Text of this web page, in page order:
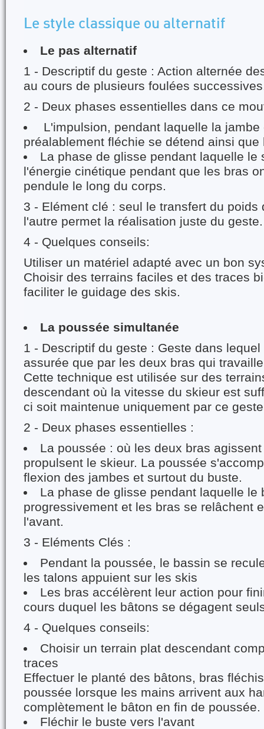
Le style classique ou alternatif
Le pas alternatif
1 - Descriptif du geste : Action alternée
au cours de plusieurs foulées
2 - Deux phases essentielles dans ce
L'impulsion, pendant laquelle la
préalablement fléchie se détend ainsi que
La phase de glisse pendant laquelle le
l'énergie cinétique pendant que les bras
pendule le long du corps.
3 - Elément clé : seul le transfert du poids
l'autre permet la réalisation juste du geste.
4 - Quelques conseils:
Utiliser un matériel adapté avec un bon
Choisir des terrains faciles et des traces
faciliter le guidage des skis.
La poussée simultanée
1 - Descriptif du geste : Geste dans
assurée que par les deux bras qui
Cette technique est utilisée sur des
descendant où la vitesse du skieur est
ci soit maintenue uniquement par ce
2 - Deux phases essentielles :
La poussée : où les deux bras
propulsent le skieur. La poussée
flexion des jambes et surtout du buste.
La phase de glisse pendant laquelle le
progressivement et les bras se relâchent
l'avant.
3 - Eléments Clés :
Pendant la poussée, le bassin se
les talons appuient sur les skis
Les bras accélèrent leur action pour
cours duquel les bâtons se dégagent
4 - Quelques conseils:
Choisir un terrain plat descendant
traces
Effectuer le planté des bâtons, bras
poussée lorsque les mains arrivent aux
complètement le bâton en fin de poussée.
Fléchir le buste vers l'avant